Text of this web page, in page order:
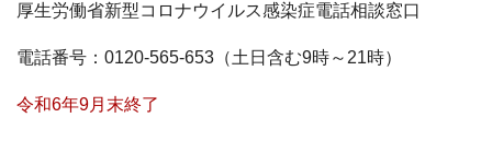
厚生労働省新型コロナウイルス感染症電話相談窓口
電話番号：0120-565-653（土日含む9時～21時）
令和6年9月末終了